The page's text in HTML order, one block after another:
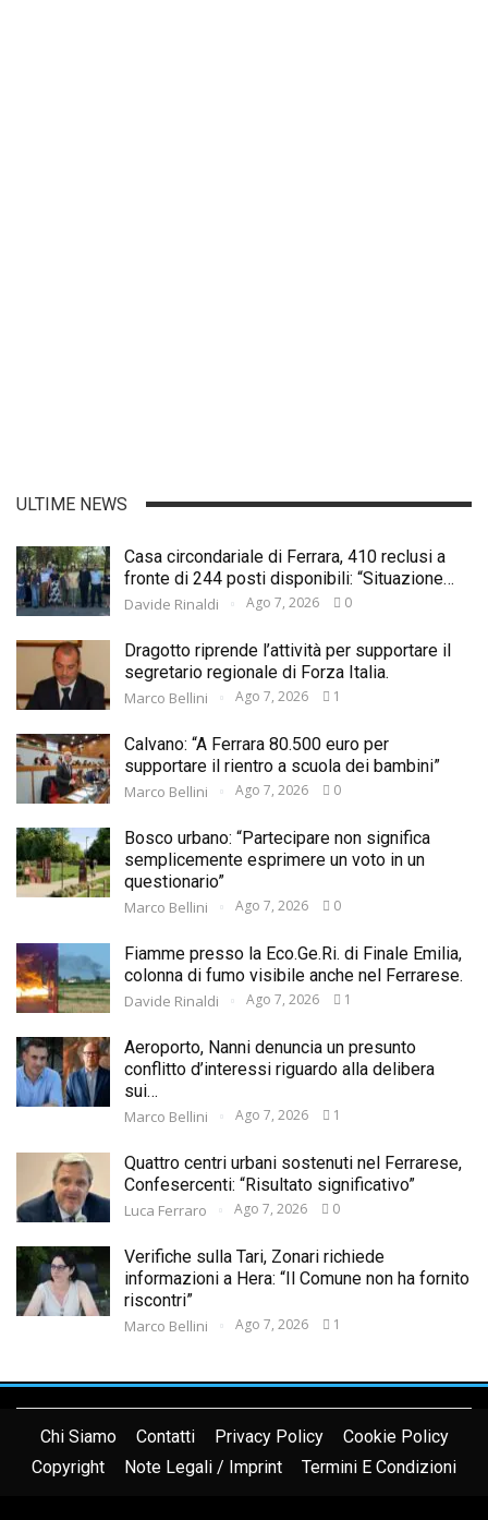
ULTIME NEWS
Casa circondariale di Ferrara, 410 reclusi a
fronte di 244 posti disponibili: “Situazione…
Davide Rinaldi Ago 7, 2026 0
Dragotto riprende l’attività per supportare il
segretario regionale di Forza Italia.
Marco Bellini Ago 7, 2026 1
Calvano: “A Ferrara 80.500 euro per
supportare il rientro a scuola dei bambini”
Marco Bellini Ago 7, 2026 0
Bosco urbano: “Partecipare non significa
semplicemente esprimere un voto in un
questionario”
Marco Bellini Ago 7, 2026 0
Fiamme presso la Eco.Ge.Ri. di Finale Emilia,
colonna di fumo visibile anche nel Ferrarese.
Davide Rinaldi Ago 7, 2026 1
Aeroporto, Nanni denuncia un presunto
conflitto d’interessi riguardo alla delibera
sui…
Marco Bellini Ago 7, 2026 1
Quattro centri urbani sostenuti nel Ferrarese,
Confesercenti: “Risultato significativo”
Luca Ferraro Ago 7, 2026 0
Verifiche sulla Tari, Zonari richiede
informazioni a Hera: “Il Comune non ha fornito
riscontri”
Marco Bellini Ago 7, 2026 1
Chi Siamo Contatti Privacy Policy
Cookie Policy
Copyright
Note Legali / Imprint Termini E Condizioni